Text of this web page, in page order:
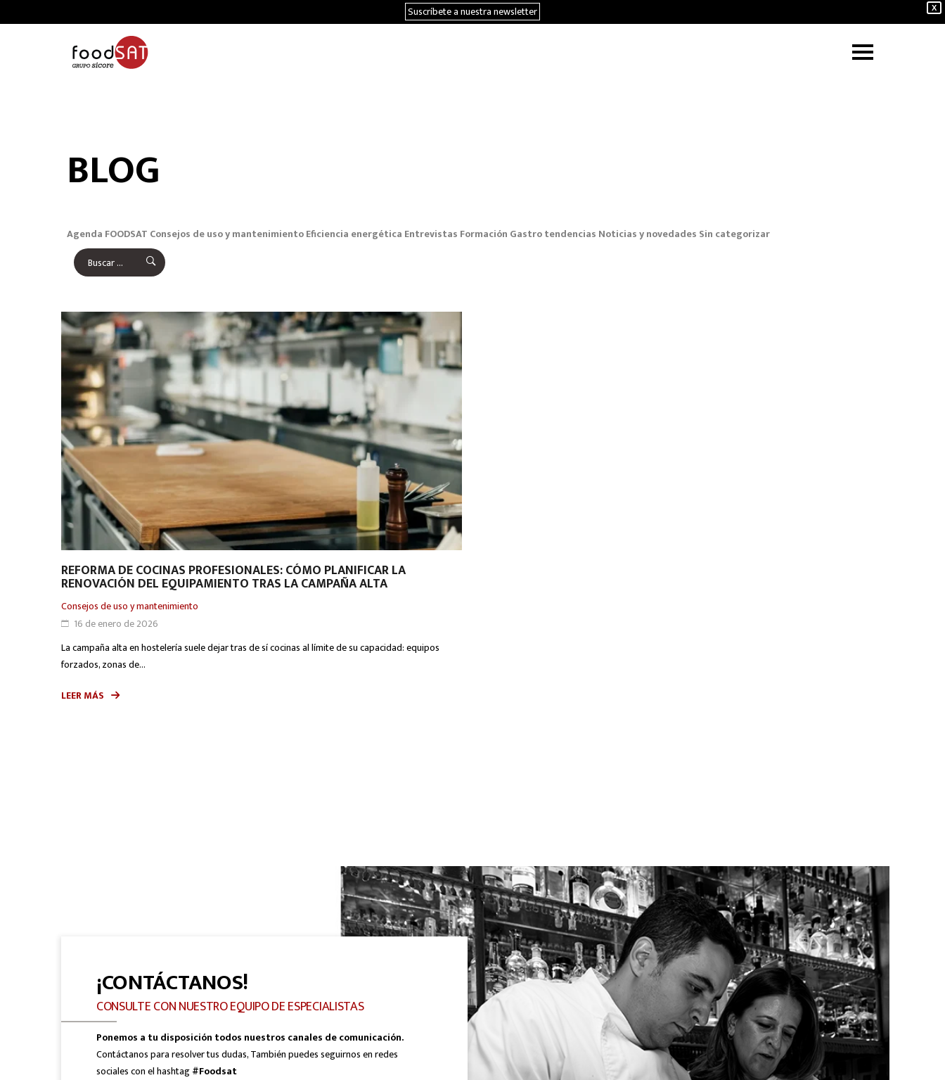
X
Suscríbete a nuestra newsletter
BLOG
Agenda FOODSAT Consejos de uso y mantenimientoEficiencia energética Entrevistas Formación Gastro tendencias Noticias y novedades Sin categorizar
REFORMA DE COCINAS PROFESIONALES: CÓMO PLANIFICAR LA
RENOVACIÓN DEL EQUIPAMIENTO TRAS LA CAMPAÑA ALTA
Consejos de uso y mantenimiento
16 de enero de 2026
La campaña alta en hostelería suele dejar tras de sí cocinas al límite de su capacidad: equipos
forzados, zonas de...
LEER MÁS
¡CONTÁCTANOS!
CONSULTE CON NUESTRO EQUIPO DE ESPECIALISTAS
Ponemos a tu disposición todos nuestros canales de comunicación.
Contáctanos para resolver tus dudas, También puedes seguirnos en redes
sociales con el hashtag#Foodsat